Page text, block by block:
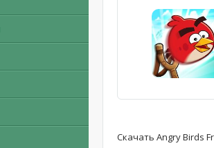
Скачать Angry Birds